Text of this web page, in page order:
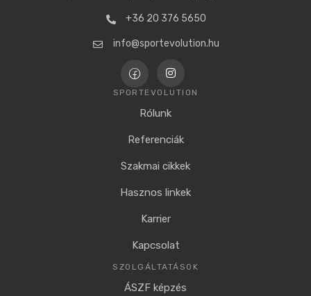
+36 20 376 5650
info@sportevolution.hu
SPORTEVOLUTION
Rólunk
Referenciák
Szakmai cikkek
Hasznos linkek
Karrier
Kapcsolat
SZOLGÁLTATÁSOK
ÁSZF képzés